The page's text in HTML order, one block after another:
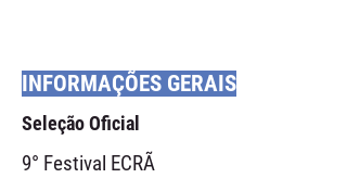
INFORMAÇÕES GERAIS
Seleção Oficial
9° Festival ECRÃ